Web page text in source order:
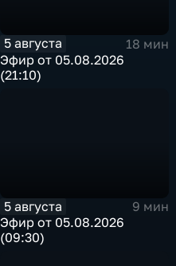
5 августа
18 мин
Эфир от 05.08.2026
(21:10)
5 августа
9 мин
Эфир от 05.08.2026
(09:30)